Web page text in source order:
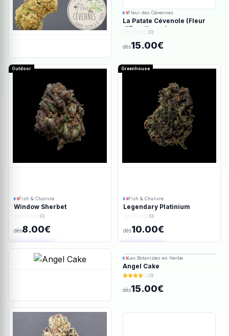
Fleur des Cévennes
La Patate Cévenole (Fleur
d'Excellence)
(0)
dès15.00€
Outdoor
Fish & Chanvre
Window Sherbet
(0)
dès8.00€
Ajout rapide
Greenhouse
Fish & Chanvre
Legendary Platinium
(0)
dès10.00€
Les Botanistes en Herbe
Angel Cake
(3)
dès15.00€